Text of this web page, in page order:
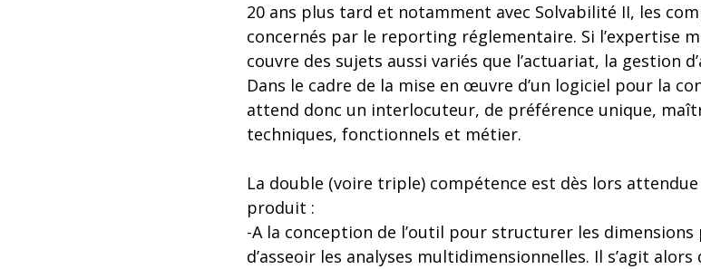
20 ans plus tard et notamment avec Solvabilité II, les
concernés par le reporting réglementaire. Si l’expertise
couvre des sujets aussi variés que l’actuariat, la gestion
Dans le cadre de la mise en œuvre d’un logiciel pour la
attend donc un interlocuteur, de préférence unique,
techniques, fonctionnels et métier.
La double (voire triple) compétence est dès lors
produit :
-A la conception de l’outil pour structurer les
d’asseoir les analyses multidimensionnelles. Il s’agit